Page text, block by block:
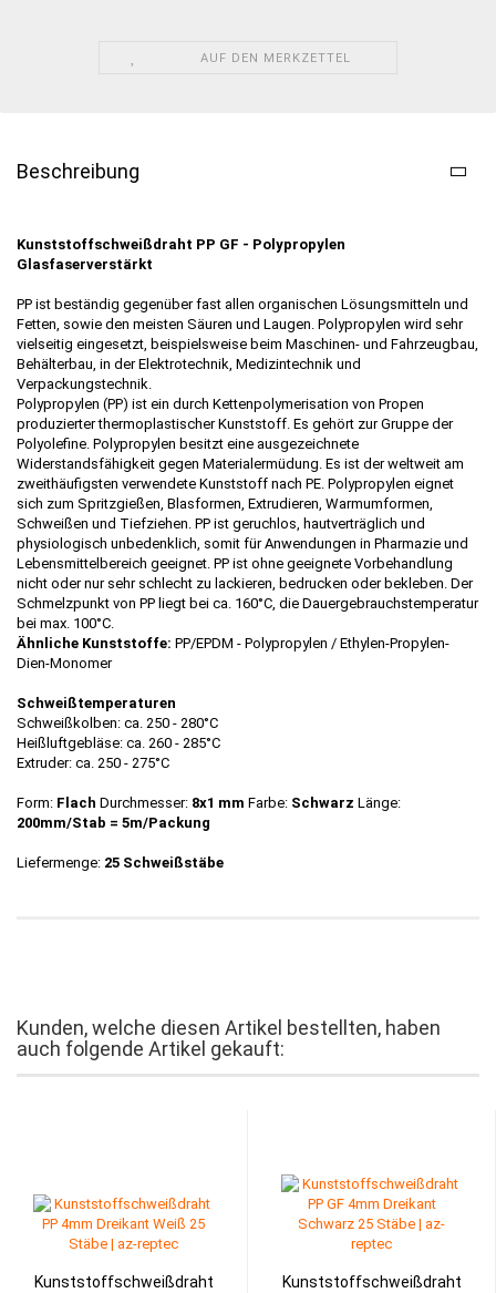
AUF DEN MERKZETTEL
Beschreibung
Kunststoffschweißdraht PP GF - Polypropylen
Glasfaserverstärkt
PP ist beständig gegenüber fast allen organischen Lösungsmitteln und
Fetten, sowie den meisten Säuren und Laugen. Polypropylen wird sehr
vielseitig eingesetzt, beispielsweise beim Maschinen- und Fahrzeugbau,
Behälterbau, in der Elektrotechnik, Medizintechnik und
Verpackungstechnik.
Polypropylen (PP) ist ein durch Kettenpolymerisation von Propen
produzierter thermoplastischer Kunststoff. Es gehört zur Gruppe der
Polyolefine. Polypropylen besitzt eine ausgezeichnete
Widerstandsfähigkeit gegen Materialermüdung. Es ist der weltweit am
zweithäufigsten verwendete Kunststoff nach PE. Polypropylen eignet
sich zum Spritzgießen, Blasformen, Extrudieren, Warmumformen,
Schweißen und Tiefziehen. PP ist geruchlos, hautverträglich und
physiologisch unbedenklich, somit für Anwendungen in Pharmazie und
Lebensmittelbereich geeignet. PP ist ohne geeignete Vorbehandlung
nicht oder nur sehr schlecht zu lackieren, bedrucken oder bekleben. Der
Schmelzpunkt von PP liegt bei ca. 160°C, die Dauergebrauchstemperatur
bei max. 100°C.
Ähnliche Kunststoffe: PP/EPDM - Polypropylen / Ethylen-Propylen-
Dien-Monomer
Schweißtemperaturen
Schweißkolben: ca. 250 - 280°C
Heißluftgebläse: ca. 260 - 285°C
Extruder: ca. 250 - 275°C
Form: Flach Durchmesser: 8x1 mm Farbe: Schwarz Länge:
200mm/Stab = 5m/Packung
Liefermenge: 25 Schweißstäbe
Kunden, welche diesen Artikel bestellten, haben
auch folgende Artikel gekauft:
Kunststoffschweißdraht
Kunststoffschweißdraht